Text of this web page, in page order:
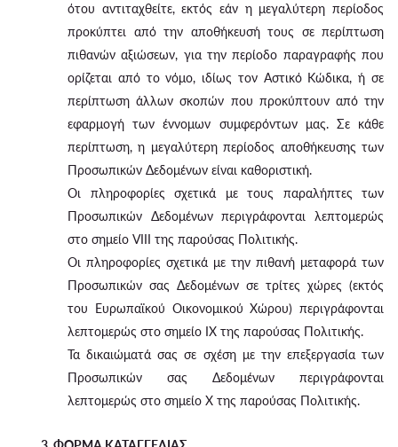
ότου αντιταχθείτε, εκτός εάν η μεγαλύτερη περίοδος
προκύπτει από την αποθήκευσή τους σε περίπτωση
πιθανών αξιώσεων, για την περίοδο παραγραφής που
ορίζεται από το νόμο, ιδίως τον Αστικό Κώδικα, ή σε
περίπτωση άλλων σκοπών που προκύπτουν από την
εφαρμογή των έννομων συμφερόντων μας. Σε κάθε
περίπτωση, η μεγαλύτερη περίοδος αποθήκευσης των
Προσωπικών Δεδομένων είναι καθοριστική.
Οι πληροφορίες σχετικά με τους παραλήπτες των
Προσωπικών Δεδομένων περιγράφονται λεπτομερώς
στο σημείο VIII της παρούσας Πολιτικής.
Οι πληροφορίες σχετικά με την πιθανή μεταφορά των
Προσωπικών σας Δεδομένων σε τρίτες χώρες (εκτός
του Ευρωπαϊκού Οικονομικού Χώρου) περιγράφονται
λεπτομερώς στο σημείο IX της παρούσας Πολιτικής.
Τα δικαιώματά σας σε σχέση με την επεξεργασία των
Προσωπικών σας Δεδομένων περιγράφονται
λεπτομερώς στο σημείο X της παρούσας Πολιτικής.